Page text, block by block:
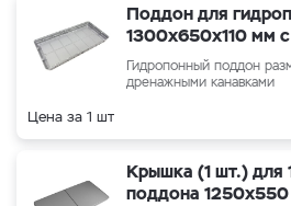
Поддон для
1300x650x110 мм
Гидропонный поддон
дренажными канавками
Цена за 1 шт
Крышка (1 шт.) для
поддона 1250x550